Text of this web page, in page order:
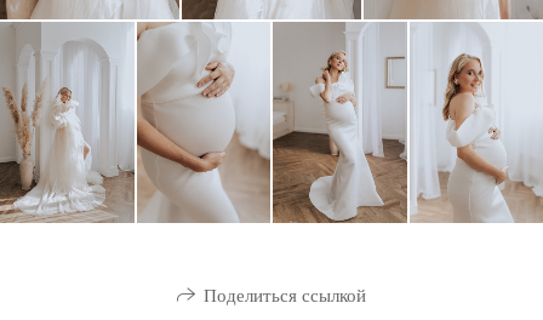
Поделиться ссылкой